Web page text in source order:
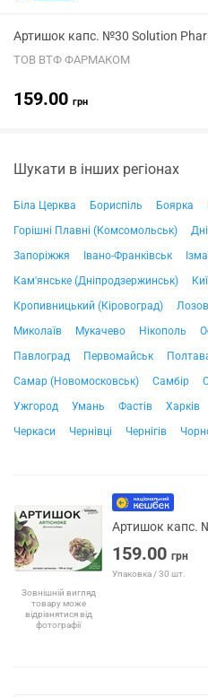
Артишок капс. №30 Solution
ТОВ ВТФ ФАРМАКОМ
159.00 грн
Шукати в інших регіонах
Біла Церква Бориспіль Боярка
Горішні Плавні (Комсомольськ)
Запоріжжя
Івано-Франківськ
Кам'янське (Дніпродзержинськ)
Кропивницький (Кіровоград)
Миколаїв
Мукачево Нікополь
Павлоград
Первомайськ
Самар (Новомосковськ)
Самбір
Ужгород
Умань Фастів Харків
Черкаси
Чернівці Чернігів
Зовнішній вигляд
товару може
відрізнятися від
фотографії
Артишок капс.
159.00 грн
Упаковка / 30 шт.